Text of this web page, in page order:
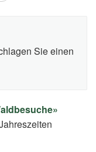
Sie einen